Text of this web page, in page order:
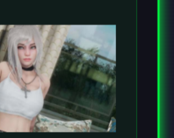
许也许及指南疑
得不头始游戏中删